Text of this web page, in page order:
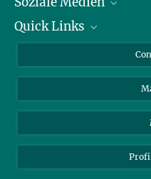
LinkedIn
YouTube
Quick Links
Für Journalisten und
Über Tiere in der
Ihr Weg zu uns